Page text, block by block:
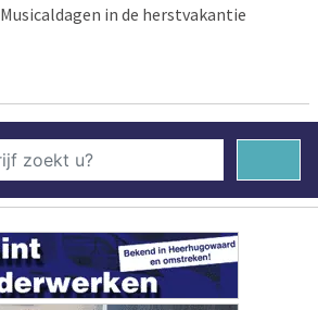
Musicaldagen in de herstvakantie